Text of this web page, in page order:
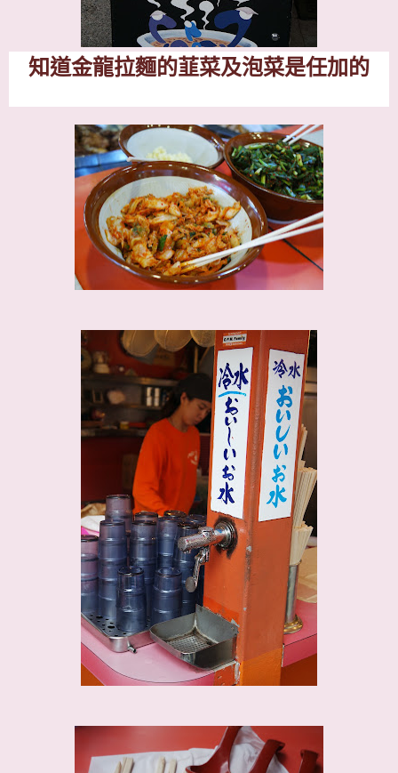
知道金龍拉麵的韮菜及泡菜是任加的